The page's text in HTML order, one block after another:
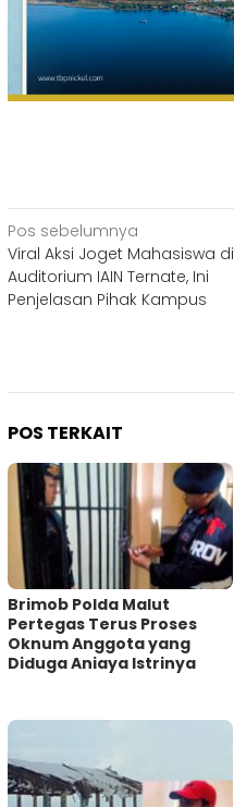
Navigasi
pos
Pos sebelumnya
Viral Aksi Joget Mahasiswa di
Auditorium IAIN Ternate, Ini
Penjelasan Pihak Kampus
POS TERKAIT
Brimob Polda Malut
Pertegas Terus Proses
Oknum Anggota yang
Diduga Aniaya Istrinya